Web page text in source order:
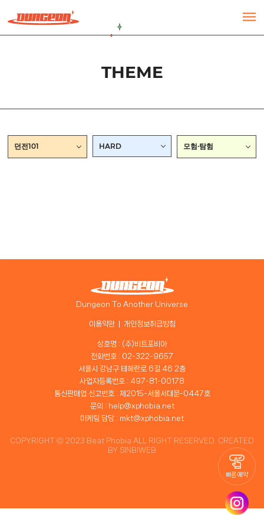
THEME
던전101 HARD 모험·탐험
빠른 예약
Dungeon To Another Universe
이용약관 개인정보취급방침
상호명 : (주)비트포비아
전화번호 : 02-322-9657
서울시 강남구 테헤란로 6길 46 2층
사업자등록번호 : 497-81-00178
통신판매업 신고번호 : 제2015-서울서대문-0447호
문의 : help@xphobia.net
마케팅 담당 : mkt@xphobia.net
COPYRIGHT ⓒ 2023 Beat Phobia ALL RIGHT RESERVED. CREATED
BY SINBIWEB